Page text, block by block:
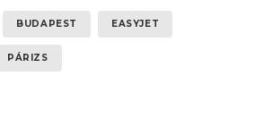
BUDAPEST EASYJET
PÁRIZS